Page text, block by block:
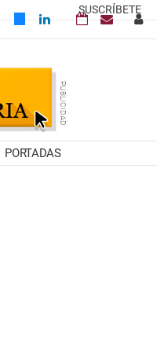
SUSCRÍBETE
PORTADAS